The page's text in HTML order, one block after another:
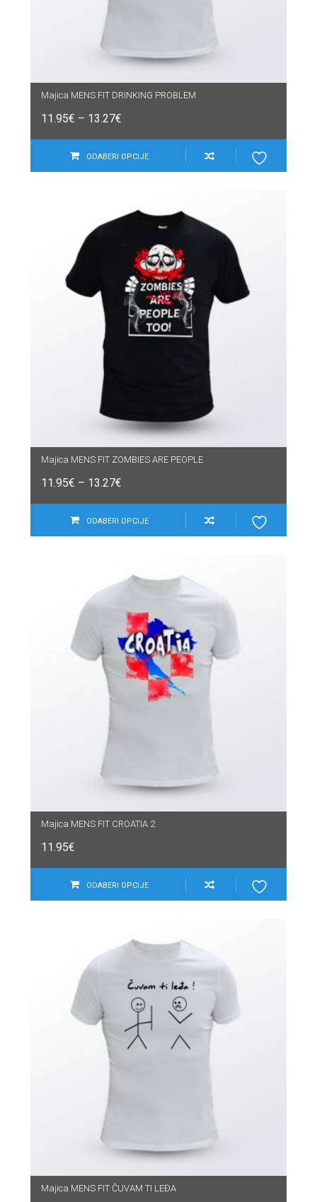
Majica MENS FIT DRINKING PROBLEM
11.95€ – 13.27€
ODABERI OPCIJE
Majica MENS FIT ZOMBIES ARE PEOPLE
11.95€ – 13.27€
ODABERI OPCIJE
Majica MENS FIT CROATIA 2
11.95€
ODABERI OPCIJE
Majica MENS FIT ČUVAM TI LEĐA